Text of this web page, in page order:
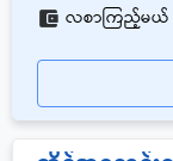
လစာကြည့်မယ်